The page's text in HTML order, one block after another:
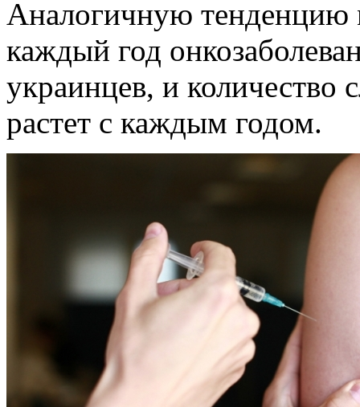
Аналогичную тенденцию
каждый год
украинцев, и количество
растет с каждым годом.